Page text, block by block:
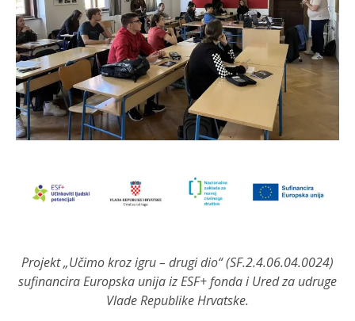
Projekt „Učimo kroz igru – drugi dio“ (SF.2.4.06.04.0024)
sufinancira Europska unija iz ESF+ fonda i Ured za udruge
Vlade Republike Hrvatske.